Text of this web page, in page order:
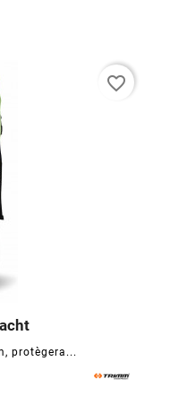
protègera...

favorite_border